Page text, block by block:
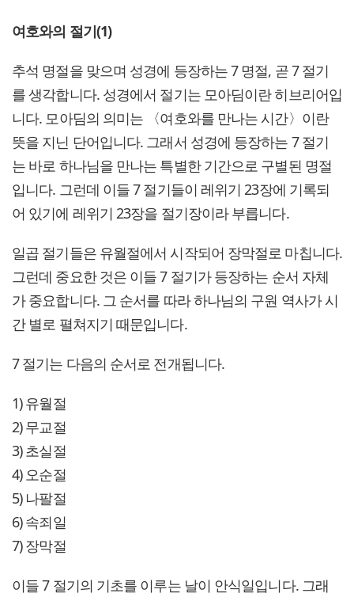
여호와의 절기(1)
추석 명절을 맞으며 성경에 등장하는 7 명절, 곧 7 절기
를 생각합니다. 성경에서 절기는 모아딤이란 히브리어입
니다. 모아딤의 의미는 〈여호와를 만나는 시간〉이란
뜻을 지닌 단어입니다. 그래서 성경에 등장하는 7 절기
는 바로 하나님을 만나는 특별한 기간으로 구별된 명절
입니다. 그런데 이들 7 절기들이 레위기 23장에 기록되
어 있기에 레위기 23장을 절기장이라 부릅니다.
일곱 절기들은 유월절에서 시작되어 장막절로 마칩니다.
그런데 중요한 것은 이들 7 절기가 등장하는 순서 자체
가 중요합니다. 그 순서를 따라 하나님의 구원 역사가 시
간 별로 펼쳐지기 때문입니다.
7 절기는 다음의 순서로 전개됩니다.
1) 유월절
2) 무교절
3) 초실절
4) 오순절
5) 나팔절
6) 속죄일
7) 장막절
이들 7 절기의 기초를 이루는 날이 안식일입니다. 그래